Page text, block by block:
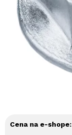
Cena na e-shope: